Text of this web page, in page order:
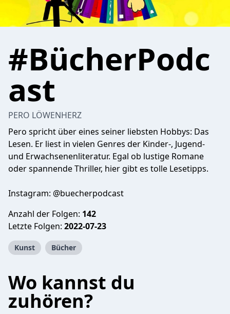
#BücherPodc
ast
PERO LÖWENHERZ
Pero spricht über eines seiner liebsten Hobbys: Das
Lesen. Er liest in vielen Genres der Kinder-, Jugend-
und Erwachsenenliteratur. Egal ob lustige Romane
oder spannende Thriller, hier gibt es tolle Lesetipps.
Instagram: @buecherpodcast
Anzahl der Folgen: 142
Letzte Folgen: 2022-07-23
Kunst Bücher
Wo kannst du
zuhören?